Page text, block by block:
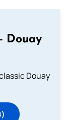
Douay
Douay